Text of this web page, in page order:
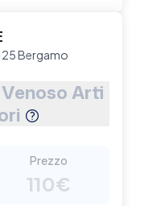
Bergamo
Arti
Prezzo
110€